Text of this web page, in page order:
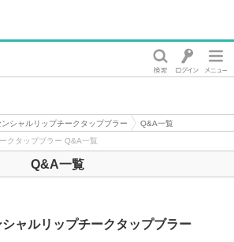
ンシャルリップチークタップブラー
Q&A一覧
クタップブラー Q&A一覧
Q&A一覧
ャルリップチークタップブラー